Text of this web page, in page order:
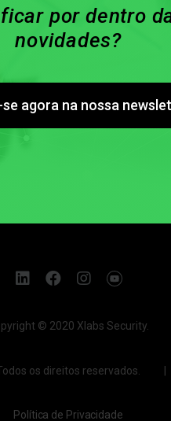
por dentro
novidades?
agora na nossa
© 2020 Xlabs Security.
os direitos reservados. |
Política de Privacidade